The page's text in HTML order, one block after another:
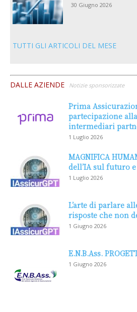
30 Giugno 2026
TUTTI GLI ARTICOLI DEL MESE
DALLE AZIENDE Notizie sponsorizzate
Prima
partecipazione
intermediari
1 Luglio 2026
MAGNIFICA
dell’IA sul futuro
1 Luglio 2026
L’arte di parlare
risposte che non
1 Giugno 2026
E.N.B.Ass.
1 Giugno 2026